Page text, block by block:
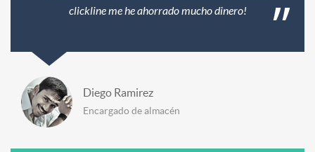
clickline me he ahorrado mucho dinero!
Diego Ramirez
Encargado de almacén